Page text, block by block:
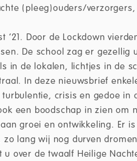
(pleeg)ouders/verzorgers,
’21. Door de Lockdown
De school zag er gezellig
in de lokalen, lichtjes in de
In deze nieuwsbrief
crisis en gedoe in
een boodschap in zien om
groei en ontwikkeling. Er
lang wij nog durven
over de twaalf Heilige